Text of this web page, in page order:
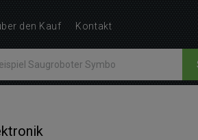
den Kauf Kontakt